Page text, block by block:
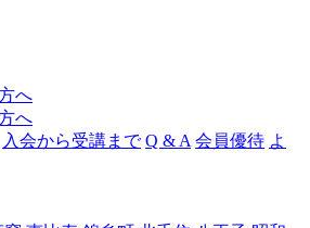
ャ
へ
へ
入会から受講まで Q & A 会員優待 よ